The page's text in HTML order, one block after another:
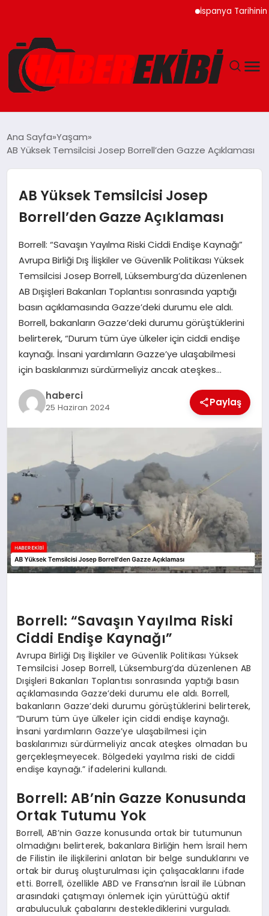
İspanya Tarihinin En
EĞITIM
EKONOMI
TEKNOLOJI
YAŞAM
Ana Sayfa Yaşam
AB Yüksek Temsilcisi Josep Borrell’den Gazze Açıklaması
AB Yüksek Temsilcisi Josep
Borrell’den Gazze Açıklaması
Borrell: “Savaşın Yayılma Riski Ciddi Endişe Kaynağı”
Avrupa Birliği Dış İlişkiler ve Güvenlik Politikası Yüksek
Temsilcisi Josep Borrell, Lüksemburg’da düzenlenen
AB Dışişleri Bakanları Toplantısı sonrasında yaptığı
basın açıklamasında Gazze’deki durumu ele aldı.
Borrell, bakanların Gazze’deki durumu görüştüklerini
belirterek, “Durum tüm üye ülkeler için ciddi endişe
kaynağı. İnsani yardımların Gazze’ye ulaşabilmesi
için baskılarımızı sürdürmeliyiz ancak ateşkes…
haberci
25 Haziran 2024 Paylaş
Borrell: “Savaşın Yayılma Riski
Ciddi Endişe Kaynağı”
Avrupa Birliği Dış İlişkiler ve Güvenlik Politikası Yüksek
Temsilcisi Josep Borrell, Lüksemburg’da düzenlenen AB
Dışişleri Bakanları Toplantısı sonrasında yaptığı basın
açıklamasında Gazze’deki durumu ele aldı. Borrell,
bakanların Gazze’deki durumu görüştüklerini belirterek,
“Durum tüm üye ülkeler için ciddi endişe kaynağı.
İnsani yardımların Gazze’ye ulaşabilmesi için
baskılarımızı sürdürmeliyiz ancak ateşkes olmadan bu
gerçekleşmeyecek. Bölgedeki yayılma riski de ciddi
endişe kaynağı.” ifadelerini kullandı.
Borrell: AB’nin Gazze Konusunda
Ortak Tutumu Yok
Borrell, AB’nin Gazze konusunda ortak bir tutumunun
olmadığını belirterek, bakanlara Birliğin hem İsrail hem
de Filistin ile ilişkilerini anlatan bir belge sunduklarını ve
ortak bir duruş oluşturulması için çalışacaklarını ifade
etti. Borrell, özellikle ABD ve Fransa’nın İsrail ile Lübnan
arasındaki çatışmayı önlemek için yürüttüğü aktif
arabuluculuk çabalarını desteklediklerini vurguladı.